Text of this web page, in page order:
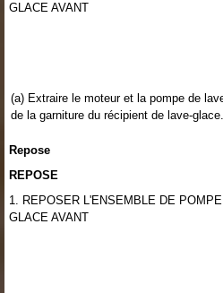
GLACE AVANT
(a) Extraire le moteur et la pompe de
de la garniture du récipient de lave-glace.
Repose
REPOSE
1. REPOSER L'ENSEMBLE DE
GLACE AVANT